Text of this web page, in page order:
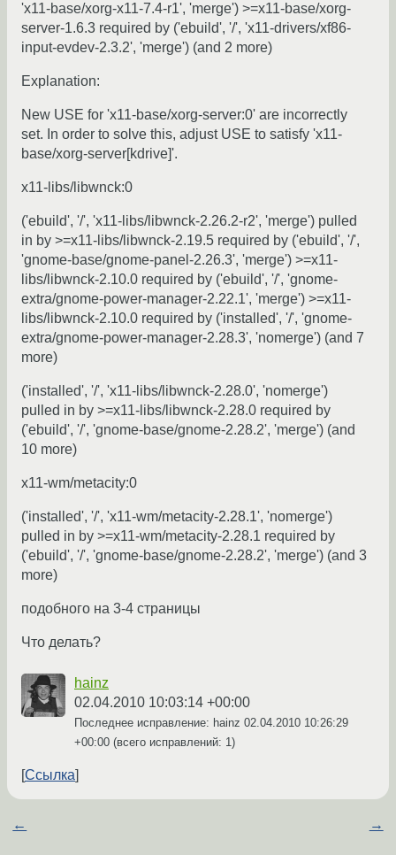
'x11-base/xorg-x11-7.4-r1', 'merge') >=x11-base/xorg-
server-1.6.3 required by ('ebuild', '/', 'x11-drivers/xf86-
input-evdev-2.3.2', 'merge') (and 2 more)
Explanation:
New USE for 'x11-base/xorg-server:0' are incorrectly
set. In order to solve this, adjust USE to satisfy 'x11-
base/xorg-server[kdrive]'.
x11-libs/libwnck:0
('ebuild', '/', 'x11-libs/libwnck-2.26.2-r2', 'merge') pulled
in by >=x11-libs/libwnck-2.19.5 required by ('ebuild', '/',
'gnome-base/gnome-panel-2.26.3', 'merge') >=x11-
libs/libwnck-2.10.0 required by ('ebuild', '/', 'gnome-
extra/gnome-power-manager-2.22.1', 'merge') >=x11-
libs/libwnck-2.10.0 required by ('installed', '/', 'gnome-
extra/gnome-power-manager-2.28.3', 'nomerge') (and 7
more)
('installed', '/', 'x11-libs/libwnck-2.28.0', 'nomerge')
pulled in by >=x11-libs/libwnck-2.28.0 required by
('ebuild', '/', 'gnome-base/gnome-2.28.2', 'merge') (and
10 more)
x11-wm/metacity:0
('installed', '/', 'x11-wm/metacity-2.28.1', 'nomerge')
pulled in by >=x11-wm/metacity-2.28.1 required by
('ebuild', '/', 'gnome-base/gnome-2.28.2', 'merge') (and 3
more)
подобного на 3-4 страницы
Что делать?
hainz
02.04.2010 10:03:14 +00:00
Последнее исправление: hainz 02.04.2010 10:26:29
+00:00 (всего исправлений: 1)
Ссылка
← →